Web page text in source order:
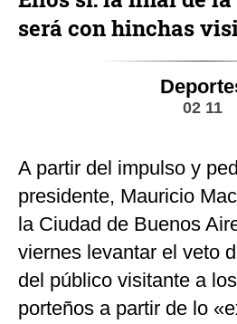
será con hinchas
02 11
A partir del impulso y
presidente, Mauricio
la Ciudad de Buenos
viernes levantar el veto
del público visitante a
porteños a partir de lo